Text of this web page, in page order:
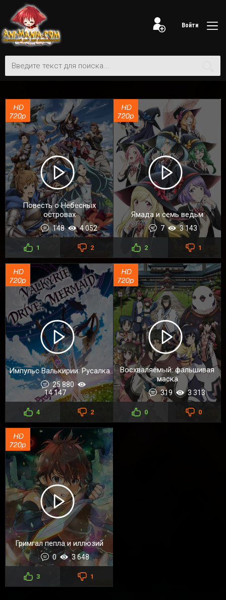
Войти
Повесть о Небесных
островах
148 4 052
1 2
Ямада и семь ведьм
7 3 143
2 1
Импульс Валькирии: Русалка
25 880
14 147
4 2
Восхваляемый: фальшивая
маска
319 3 313
0 0
Гримгал пепла и иллюзий
0 3 648
3 1